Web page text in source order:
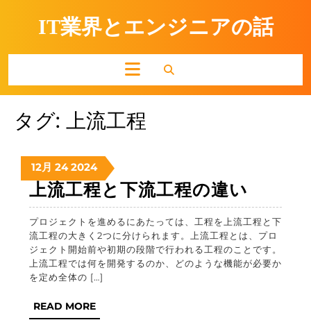
contentIT業界とエンジニアの話
Open
Button
タグ: 上流工程
12月 2024
年
12
月
24
日
242024
年
12
月
24
日
20242024
年
12
月
24
日
上流工程と下流工程の違い
流
工
程
と
プロジェクトを進めるにあたっては、工程を上流工程と下
流工程の大きく2つに分けられます。上流工程とは、プロ
ジェクト開始前や初期の段階で行われる工程のことです。
上流工程では何を開発するのか、どのような機能が必要か
を定め全体の […]
READ MOREREAD
MORE